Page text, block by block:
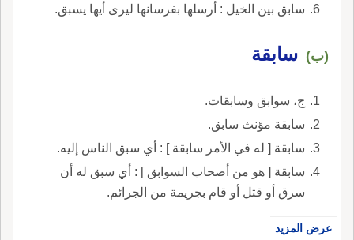
سابق بين الخيل : أرسلها بفرسانها ليرى أيها يسبق.
(ب) سابقة
ج، سوابق وسابقات.
سابقة مؤنث سابق.
سابقة [ له في الأمر سابقة ] : أي سبق الناس إليه.
سابقة [ هو من أصحاب السوابق ] : أي سبق له أن
سرق أو قتل أو قام بجريمة من الجرائم.
عرض المزيد